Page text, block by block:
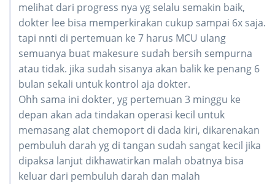
melihat dari progress nya yg selalu semakin baik,
dokter lee bisa memperkirakan cukup sampai 6x saja.
tapi nnti di pertemuan ke 7 harus MCU ulang
semuanya buat makesure sudah bersih sempurna
atau tidak. jika sudah sisanya akan balik ke penang 6
bulan sekali untuk kontrol aja dokter.
Ohh sama ini dokter, yg pertemuan 3 minggu ke
depan akan ada tindakan operasi kecil untuk
memasang alat chemoport di dada kiri, dikarenakan
pembuluh darah yg di tangan sudah sangat kecil jika
dipaksa lanjut dikhawatirkan malah obatnya bisa
keluar dari pembuluh darah dan malah